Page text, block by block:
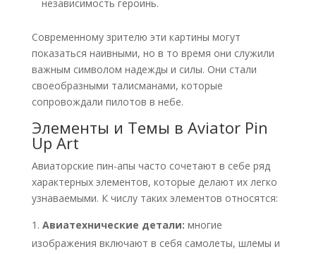
независимость героинь.
Современному зрителю эти картины могут
показаться наивными, но в то время они служили
важным символом надежды и силы. Они стали
своеобразными талисманами, которые
сопровождали пилотов в небе.
Элементы и Темы в Aviator Pin
Up Art
Авиаторские пин-апы часто сочетают в себе ряд
характерных элементов, которые делают их легко
узнаваемыми. К числу таких элементов относятся:
Авиатехнические детали: многие
изображения включают в себя самолеты, шлемы и